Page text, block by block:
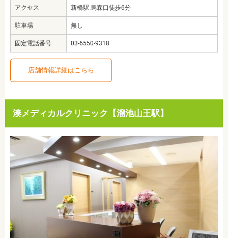
アクセス 新橋駅 烏森口徒歩6分
駐車場 無し
固定電話番号 03-6550-9318
店舗情報詳細はこちら
湊メディカルクリニック【溜池山王駅】